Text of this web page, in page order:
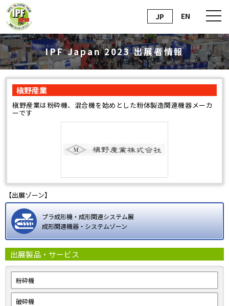
JP EN
IPF Japan 2023 出展者情報
槇野産業
槇野産業は粉砕機、混合機を始めとした粉体製造関連機器メーカ
ーです
【出展ゾーン】
プラ成形機・成形関連システム展
成形関連機器・システムゾーン
出展製品・サービス
粉砕機
破砕機